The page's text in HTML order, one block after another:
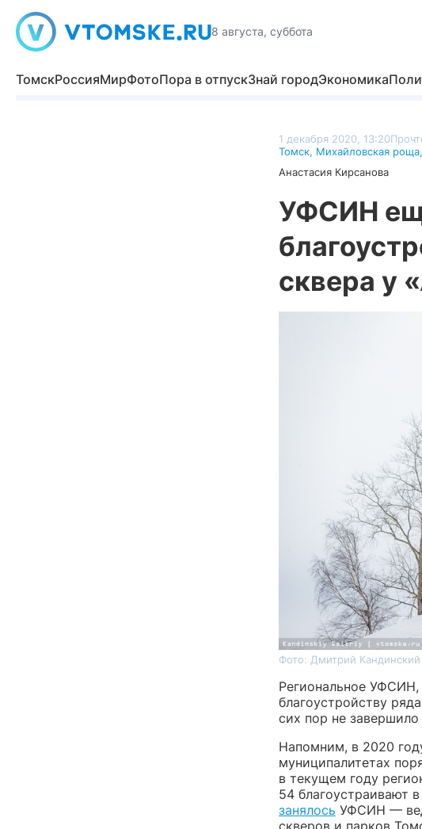
8 августа, суббота
ТомскРоссияМирФотоПора в отпускЗнай городЭкономика
1 декабря 2020, 13:20
Томск, Михайловская роща,
Анастасия Кирсанова
УФСИН
сквера у
Фото: Дмитрий
Региональное
благоустройству
сих пор не
Напомним, в 2020
муниципалитетах
в текущем году
54 благоустраивают
занялось УФСИН —
скверов и парков